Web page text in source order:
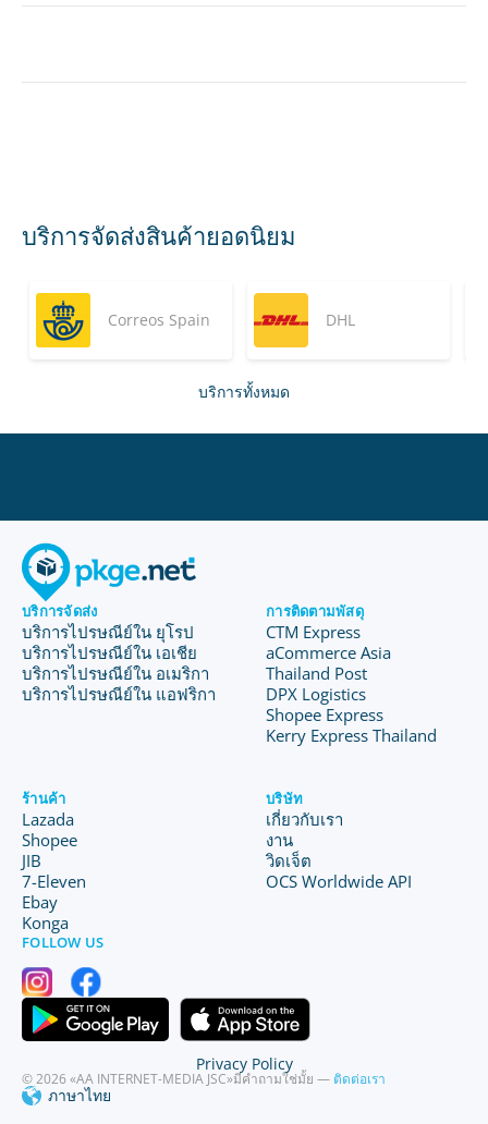
บริการจัดส่งสินค้ายอดนิยม
Correos Spain DHL
บริการทั้งหมด
บริการจัดส่ง
บริการไปรษณีย์ใน ยุโรป
บริการไปรษณีย์ใน เอเชีย
บริการไปรษณีย์ใน อเมริกา
บริการไปรษณีย์ใน แอฟริกา
การติดตามพัสดุ
CTM Express
aCommerce Asia
Thailand Post
DPX Logistics
Shopee Express
Kerry Express Thailand
ร้านค้า
Lazada
Shopee
JIB
7-Eleven
Ebay
Konga
บริษัท
เกี่ยวกับเรา
งาน
วิดเจ็ต
OCS Worldwide API
FOLLOW US
© 2026 «AA INTERNET-MEDIA JSC»มีคำถามใช่มั้ย — ติดต่อเรา
ภาษาไทย
Privacy Policy